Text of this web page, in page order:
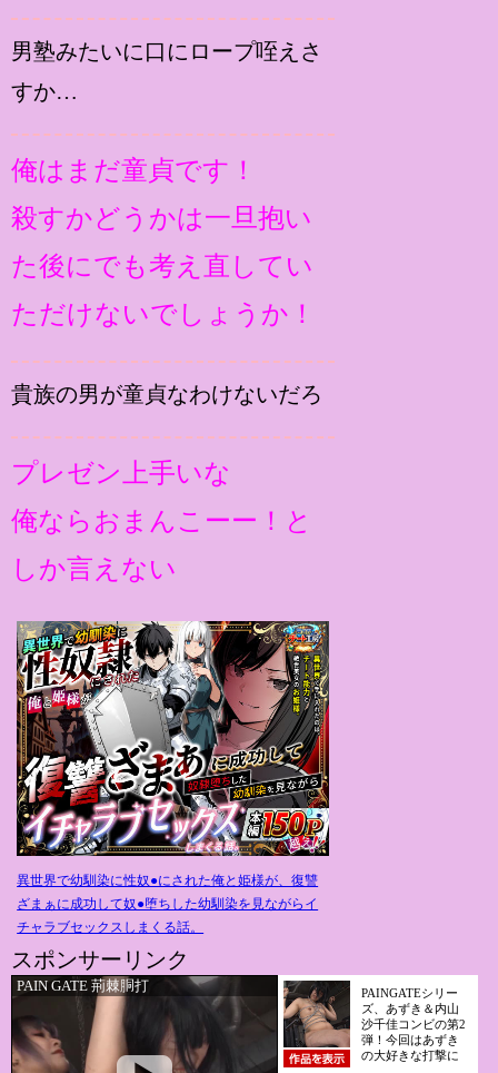
男塾みたいに口にロープ咥えさ
すか…
俺はまだ童貞です！
殺すかどうかは一旦抱い
た後にでも考え直してい
ただけないでしょうか！
貴族の男が童貞なわけないだろ
プレゼン上手いな
俺ならおまんこーー！と
しか言えない
異世界で幼馴染に性奴●にされた俺と姫様が、復讐
ざまぁに成功して奴●堕ちした幼馴染を見ながらイ
チャラブセックスしまくる話。
スポンサーリンク